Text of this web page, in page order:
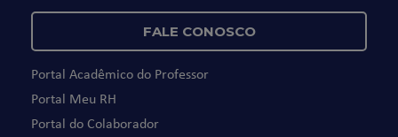
FALE CONOSCO
Portal Acadêmico do Professor
Portal Meu RH
Portal do Colaborador